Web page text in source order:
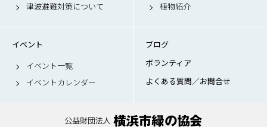
津波避難対策について
植物紹介
イベント
イベント一覧
イベントカレンダー
ブログ
ボランティア
よくある質問／お問合せ